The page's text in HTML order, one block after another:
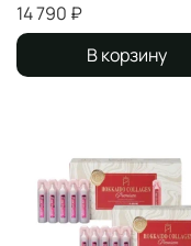
14 790 ₽
В корзину